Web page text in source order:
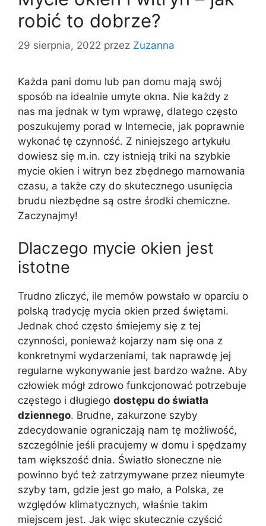
robić to dobrze?
29 sierpnia, 2022 przez Zuzanna
Każda pani domu lub pan domu mają swój
sposób na idealnie umyte okna. Nie każdy z
nas ma jednak w tym wprawę, dlatego często
poszukujemy porad w Internecie, jak poprawnie
wykonać tę czynność. Z niniejszego artykułu
dowiesz się m.in. czy istnieją triki na szybkie
mycie okien i witryn bez zbędnego marnowania
czasu, a także czy do skutecznego usunięcia
brudu niezbędne są ostre środki chemiczne.
Zaczynajmy!
Dlaczego mycie okien jest
istotne
Trudno zliczyć, ile memów powstało w oparciu o
polską tradycję mycia okien przed świętami.
Jednak choć często śmiejemy się z tej
czynności, ponieważ kojarzy nam się ona z
konkretnymi wydarzeniami, tak naprawdę jej
regularne wykonywanie jest bardzo ważne. Aby
człowiek mógł zdrowo funkcjonować potrzebuje
częstego i długiego dostępu do światła
dziennego. Brudne, zakurzone szyby
zdecydowanie ograniczają nam tę możliwość,
szczególnie jeśli pracujemy w domu i spędzamy
tam większość dnia. Światło słoneczne nie
powinno być też zatrzymywane przez nieumyte
szyby tam, gdzie jest go mało, a Polska, ze
względów klimatycznych, właśnie takim
miejscem jest. Jak więc skutecznie czyścić